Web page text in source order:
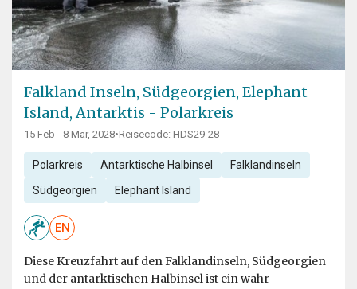
Falkland Inseln, Südgeorgien, Elephant
Island, Antarktis - Polarkreis
15 Feb - 8 Mär, 2028•Reisecode: HDS29-28
Polarkreis Antarktische Halbinsel Falklandinseln
Südgeorgien Elephant Island
EN
Diese Kreuzfahrt auf den Falklandinseln, Südgeorgien
und der antarktischen Halbinsel ist ein wahr